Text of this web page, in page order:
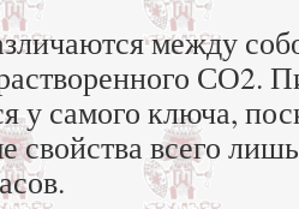
между
СО2.
у самого ключа,
свойства всего